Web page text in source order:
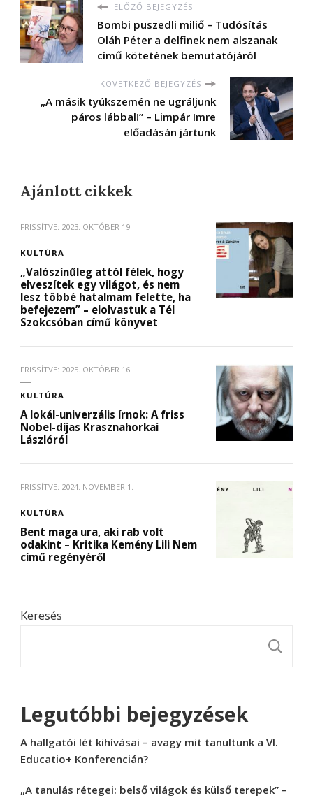
ELŐZŐ BEJEGYZÉS
Bombi puszedli miliő – Tudósítás
Oláh Péter a delfinek nem alszanak
című kötetének bemutatójáról
KÖVETKEZŐ BEJEGYZÉS
„A másik tyúkszemén ne ugráljunk
páros lábbal!” – Limpár Imre
előadásán jártunk
Ajánlott cikkek
FRISSÍTVE: 2023. OKTÓBER 19.
KULTÚRA
„Valószínűleg attól félek, hogy
elveszítek egy világot, és nem
lesz többé hatalmam felette, ha
befejezem” – elolvastuk a Tél
Szokcsóban című könyvet
FRISSÍTVE: 2025. OKTÓBER 16.
KULTÚRA
A lokál-univerzális írnok: A friss
Nobel-díjas Krasznahorkai
Lászlóról
FRISSÍTVE: 2024. NOVEMBER 1.
KULTÚRA
Bent maga ura, aki rab volt
odakint – Kritika Kemény Lili Nem
című regényéről
Keresés
Legutóbbi bejegyzések
A hallgatói lét kihívásai – avagy mit tanultunk a VI.
Educatio+ Konferencián?
„A tanulás rétegei: belső világok és külső terepek” –